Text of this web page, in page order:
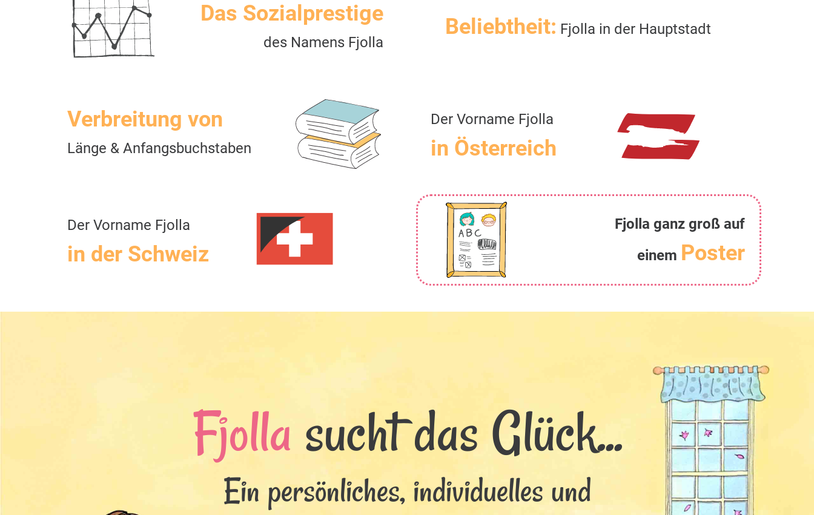
Das Sozialprestige
des Namens Fjolla
Beliebtheit: Fjolla in der Hauptstadt
Verbreitung von
Länge & Anfangsbuchstaben
Der Vorname Fjolla
in Österreich
Der Vorname Fjolla
in der Schweiz
Fjolla ganz groß auf
einem Poster
Fjolla sucht das Glück...
Ein persönliches, individuelles und